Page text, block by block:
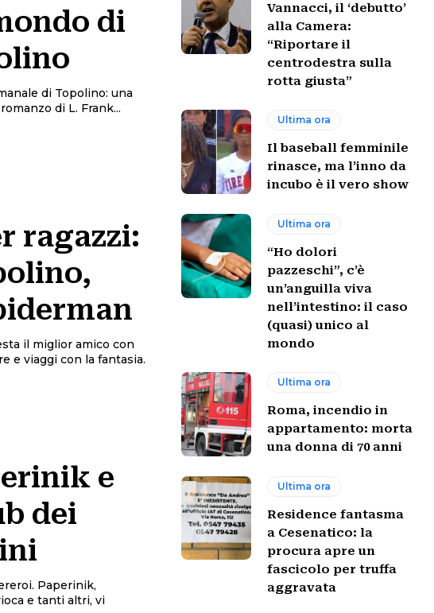
di
di Topolino: una
di L. Frank...
ragazzi:
il miglior amico con
e viaggi con la fantasia.
e
dei
Paperinik,
e tanti altri, vi
Vannacci, il ‘debutto’
alla Camera:
“Riportare il
centrodestra sulla
rotta giusta”
Ultima ora
Il baseball femminile
rinasce, ma l’inno da
incubo è il vero show
Ultima ora
“Ho dolori
pazzeschi”, c’è
un’anguilla viva
nell’intestino: il caso
(quasi) unico al
mondo
Ultima ora
Roma, incendio in
appartamento: morta
una donna di 70 anni
Ultima ora
Residence fantasma
a Cesenatico: la
procura apre un
fascicolo per truffa
aggravata